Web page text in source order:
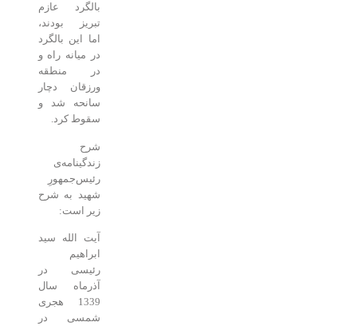
بالگرد عازم
تبریز بودند،
اما این بالگرد
در میانه راه و
در منطقه
ورزقان دچار
سانحه شد و
سقوط کرد.
زندگینامه‌ی
رئیس‌جمهورِ
شهید به شرح
زیر است:
آیت الله سید
رئیسی در
آذرماه سال
1339 هجری
شمسی در